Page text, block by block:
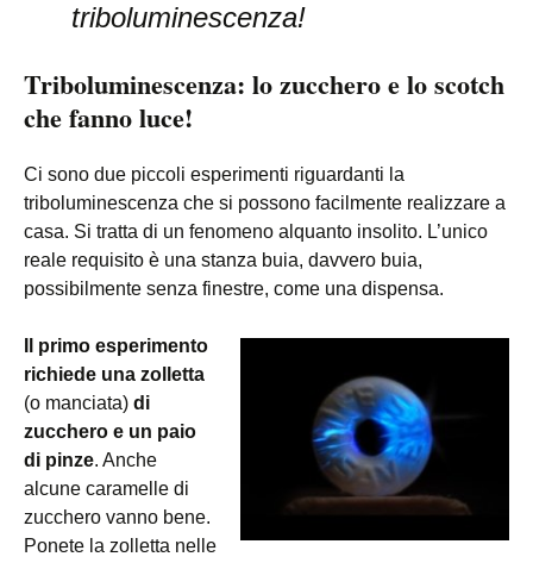
triboluminescenza!
Triboluminescenza: lo zucchero e lo scotch
che fanno luce!
Ci sono due piccoli esperimenti riguardanti la
triboluminescenza che si possono facilmente realizzare a
casa. Si tratta di un fenomeno alquanto insolito. L’unico
reale requisito è una stanza buia, davvero buia,
possibilmente senza finestre, come una dispensa.
Il primo esperimento
richiede una zolletta
(o manciata) di
zucchero e un paio
di pinze. Anche
alcune caramelle di
zucchero vanno bene.
Ponete la zolletta nelle